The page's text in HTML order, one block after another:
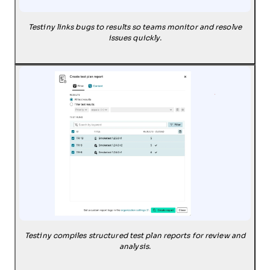
Testiny links bugs to results so teams monitor and resolve
issues quickly.
Testiny compiles structured test plan reports for review and
analysis.